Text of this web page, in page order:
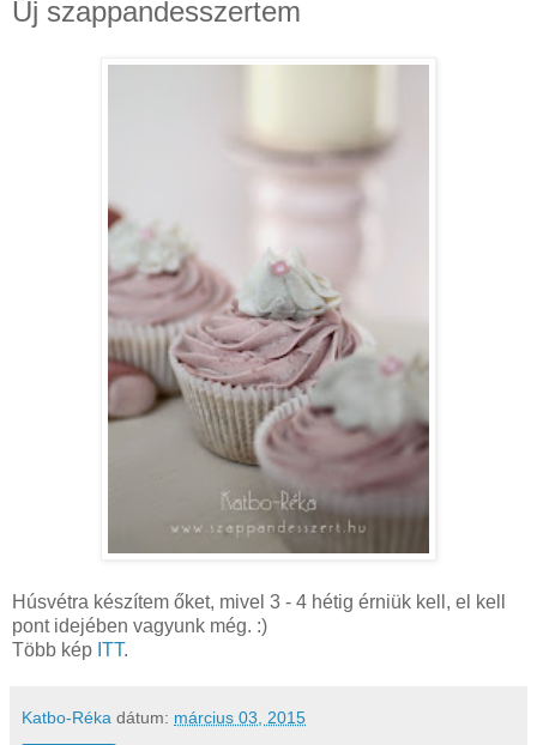
Új szappandesszertem
Húsvétra készítem őket, mivel 3 - 4 hétig érniük kell, el kell
pont idejében vagyunk még. :)
Több kép ITT.
Katbo-Réka dátum: március 03, 2015